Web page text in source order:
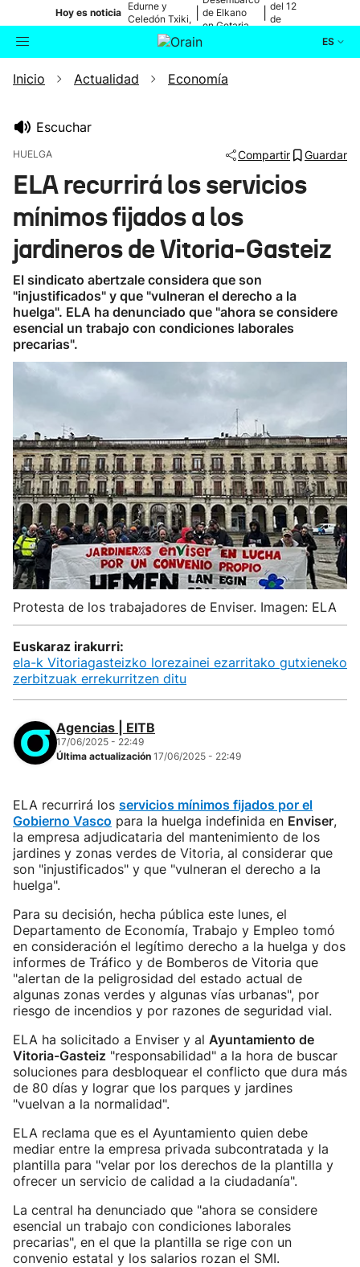
Hoy es noticia
Edurne y
Celedón Txiki,
en directo
de Elkano
en Getaria
del 12
de
ES
Buscador Actualidad
Ikusmiran
Eguraldia
Inicio Actualidad Economía
Escuchar
HUELGA Compartir Guardar
ELA recurrirá los servicios
mínimos fijados a los
jardineros de Vitoria-Gasteiz
El sindicato abertzale considera que son
"injustificados" y que "vulneran el derecho a la
huelga". ELA ha denunciado que "ahora se considere
esencial un trabajo con condiciones laborales
precarias".
Protesta de los trabajadores de Enviser. Imagen: ELA
Euskaraz irakurri:
ela-k Vitoriagasteizko lorezainei ezarritako gutxieneko
zerbitzuak errekurritzen ditu
Agencias | EITB
17/06/2025 - 22:49
Última actualización 17/06/2025 - 22:49
ELA recurrirá los servicios mínimos fijados por el
Gobierno Vasco para la huelga indefinida en Enviser,
la empresa adjudicataria del mantenimiento de los
jardines y zonas verdes de Vitoria, al considerar que
son "injustificados" y que "vulneran el derecho a la
huelga".
Para su decisión, hecha pública este lunes, el
Departamento de Economía, Trabajo y Empleo tomó
en consideración el legítimo derecho a la huelga y dos
informes de Tráfico y de Bomberos de Vitoria que
"alertan de la peligrosidad del estado actual de
algunas zonas verdes y algunas vías urbanas", por
riesgo de incendios y por razones de seguridad vial.
ELA ha solicitado a Enviser y al Ayuntamiento de
Vitoria-Gasteiz "responsabilidad" a la hora de buscar
soluciones para desbloquear el conflicto que dura más
de 80 días y lograr que los parques y jardines
"vuelvan a la normalidad".
ELA reclama que es el Ayuntamiento quien debe
mediar entre la empresa privada subcontratada y la
plantilla para "velar por los derechos de la plantilla y
ofrecer un servicio de calidad a la ciudadanía".
La central ha denunciado que "ahora se considere
esencial un trabajo con condiciones laborales
precarias", en el que la plantilla se rige con un
convenio estatal y los salarios rozan el SMI.